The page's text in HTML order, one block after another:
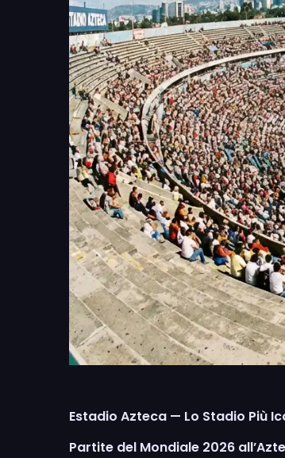
Estadio Azteca — Lo Stadio Più
Partite del Mondiale 2026